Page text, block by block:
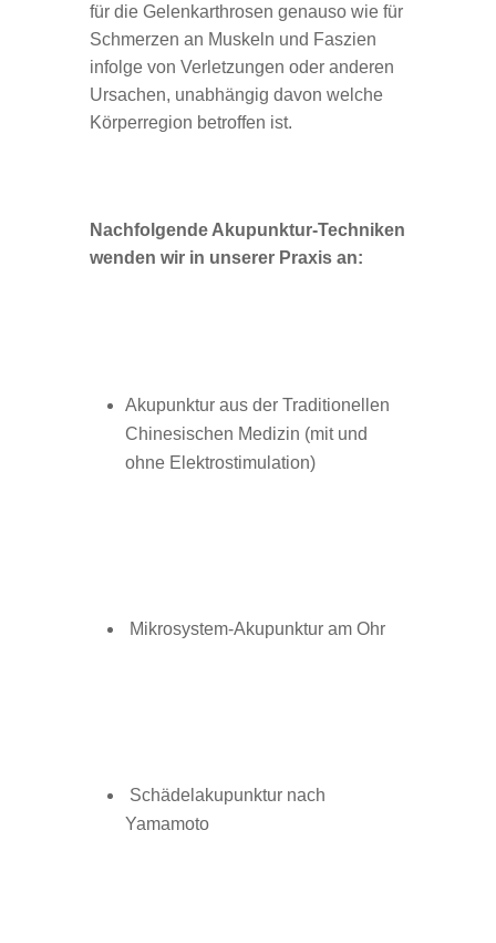
für die Gelenk­ar­thro­sen genauso wie für
Schmer­zen an Mus­keln und Fas­zien
infolge von Ver­let­zun­gen oder ande­ren
Ursa­chen, unab­hän­gig davon wel­che
Kör­per­re­gion betrof­fen ist.
Nach­fol­gende Aku­punk­tur-Tech­ni­ken
wen­den wir in unse­rer Pra­xis an:
Aku­punk­tur aus der Tra­di­tio­nel­len
Chi­ne­si­schen Medizin (mit und
ohne Elektrostimulation)
Mikro­sys­tem-Aku­punk­tur am Ohr
Schä­del­aku­punk­tur nach
Yamamoto